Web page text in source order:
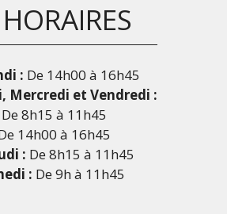
: De 14h00 à 16h45
Mercredi et Vendredi :
8h15 à 11h45
14h00 à 16h45
: De 8h15 à 11h45
: De 9h à 11h45